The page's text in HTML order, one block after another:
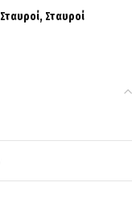
Σταυροί, Σταυροί